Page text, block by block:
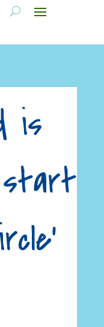
is
start